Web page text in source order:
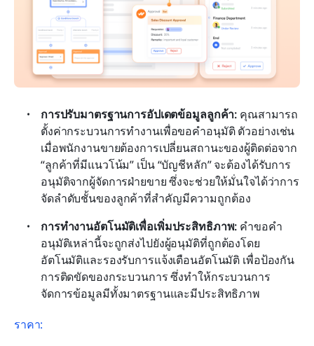
การปรับมาตรฐานการอัปเดตข้อมูลลูกค้า: คุณสามารถ
ตั้งค่ากระบวนการทำงานเพื่อขอคำอนุมัติ ตัวอย่างเช่น
เมื่อพนักงานขายต้องการเปลี่ยนสถานะของผู้ติดต่อจาก
“ลูกค้าที่มีแนวโน้ม” เป็น “บัญชีหลัก” จะต้องได้รับการ
อนุมัติจากผู้จัดการฝ่ายขาย ซึ่งจะช่วยให้มั่นใจได้ว่าการ
จัดลำดับชั้นของลูกค้าที่สำคัญมีความถูกต้อง
การทำงานอัตโนมัติเพื่อเพิ่มประสิทธิภาพ: คำขอคำ
อนุมัติเหล่านี้จะถูกส่งไปยังผู้อนุมัติที่ถูกต้องโดย
อัตโนมัติและรองรับการแจ้งเตือนอัตโนมัติ เพื่อป้องกัน
การติดขัดของกระบวนการ ซึ่งทำให้กระบวนการ
จัดการข้อมูลมีทั้งมาตรฐานและมีประสิทธิภาพ
ราคา: